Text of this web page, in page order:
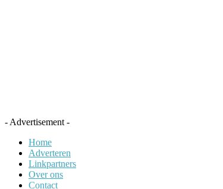
- Advertisement -
Home
Adverteren
Linkpartners
Over ons
Contact